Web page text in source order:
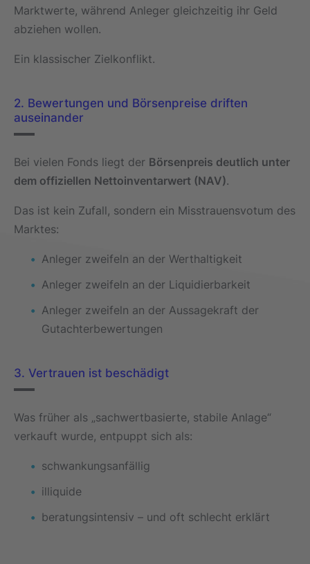
Marktwerte, während Anleger gleichzeitig ihr Geld
abziehen wollen.
Ein klassischer Zielkonflikt.
2. Bewertungen und Börsenpreise driften
auseinander
Bei vielen Fonds liegt der Börsenpreis deutlich unter
dem offiziellen Nettoinventarwert (NAV).
Das ist kein Zufall, sondern ein Misstrauensvotum des
Marktes:
Anleger zweifeln an der Werthaltigkeit
Anleger zweifeln an der Liquidierbarkeit
Anleger zweifeln an der Aussagekraft der
Gutachterbewertungen
3. Vertrauen ist beschädigt
Was früher als „sachwertbasierte, stabile Anlage“
verkauft wurde, entpuppt sich als:
schwankungsanfällig
illiquide
beratungsintensiv – und oft schlecht erklärt